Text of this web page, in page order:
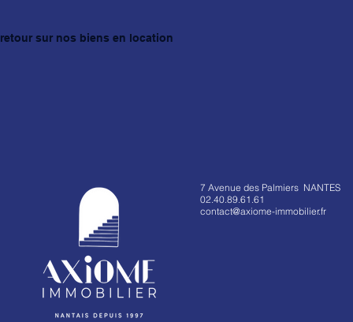
retour sur nos biens en location
7 Avenue des Palmiers NANTES
02.40.89.61.61
contact@axiome-immobilier.fr